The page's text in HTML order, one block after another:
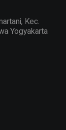
Kec.
Yogyakarta